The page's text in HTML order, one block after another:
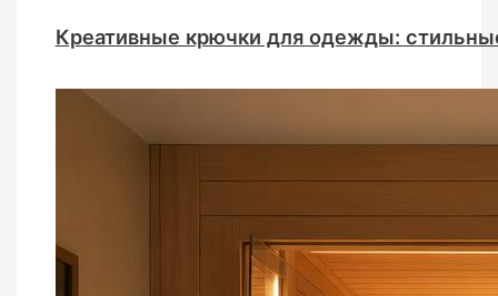
Креативные крючки для одежды: